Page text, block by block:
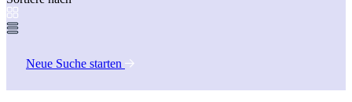
Neue Suche starten